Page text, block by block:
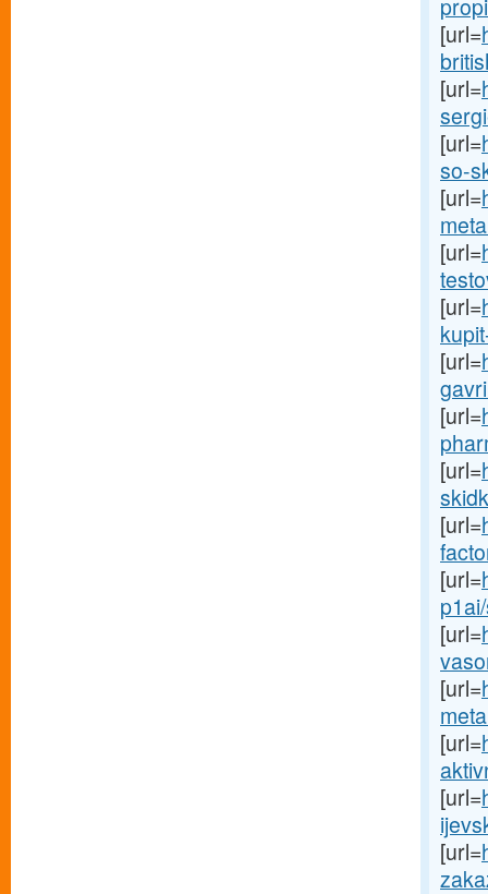
[url=
[url=
[url=
so-
[url=
[url=
[url=
[url=
[url=
[url=
[url=
[url=
[url=
[url=
[url=
[url=
[url=